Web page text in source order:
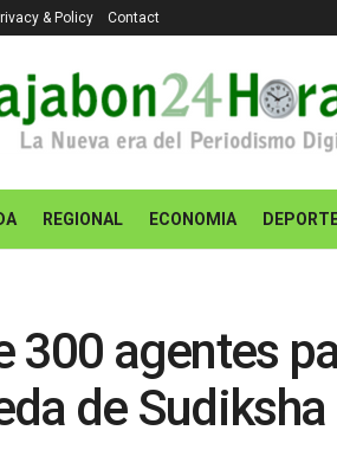
& Policy Contact
REGIONAL ECONOMIA
300 agentes
de